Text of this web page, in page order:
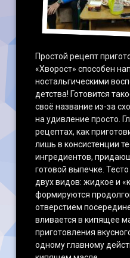
Простой рецепт
«Хворост» способен
ностальгическими
детства! Готовится
своё название из-за
на удивление просто.
рецептах, как
лишь в консистенции
ингредиентов,
готовой выпечке.
двух видов: жидкое и
формируются
отверстием
вливается в кипящее
приготовления
одному главному